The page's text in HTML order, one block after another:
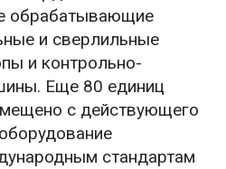
обрабатывающие
и сверлильные
и контрольно-
Еще 80 единиц
с действующего
стандартам